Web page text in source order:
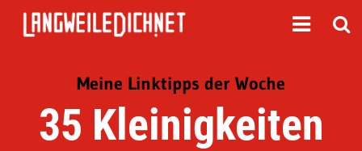
Meine Linktipps der Woche
35 Kleinigkeiten